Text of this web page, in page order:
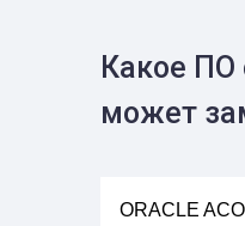
Какое ПО
может
ORACLE